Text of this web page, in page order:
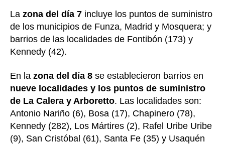
La zona del día 7 incluye los puntos de suministro
de los municipios de Funza, Madrid y Mosquera; y
barrios de las localidades de Fontibón (173) y
Kennedy (42).
En la zona del día 8 se establecieron barrios en
nueve localidades y los puntos de suministro
de La Calera y Arboretto. Las localidades son:
Antonio Nariño (6), Bosa (17), Chapinero (78),
Kennedy (282), Los Mártires (2), Rafel Uribe Uribe
(9), San Cristóbal (61), Santa Fe (35) y Usaquén